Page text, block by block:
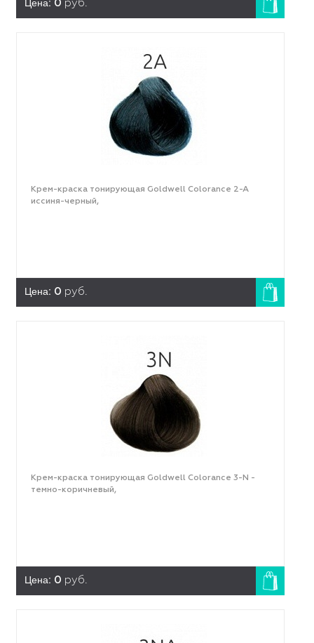
0 руб.
Крем-краска тонирующая Goldwell Colorance 2-A
иссиня-черный,
Цена: 0 руб.
Крем-краска тонирующая Goldwell Colorance 3-N -
темно-коричневый,
Цена: 0 руб.